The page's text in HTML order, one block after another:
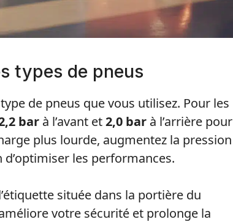
types de pneus
de pneus que vous utilisez. Pour les
bar à l’avant et2,0 bar à l’arrière pour
plus lourde, augmentez la pression
d’optimiser les performances.
située dans la portière du
votre sécurité et prolonge la